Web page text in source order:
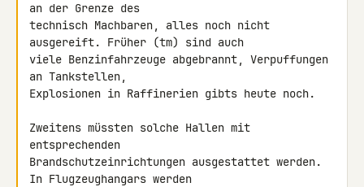
an der Grenze des
technisch Machbaren, alles noch nicht
ausgereift. Früher (tm) sind auch
viele Benzinfahrzeuge abgebrannt, Verpuffungen
an Tankstellen,
Explosionen in Raffinerien gibts heute noch.
Zweitens müssten solche Hallen mit
entsprechenden
Brandschutzeinrichtungen ausgestattet werden.
In Flugzeughangars werden